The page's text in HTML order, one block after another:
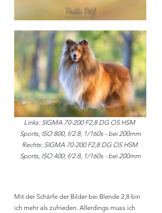
Links: SIGMA 70-200 F2,8 DG OS HSM
Sports, ISO 800, f/2.8, 1/160s - bei 200mm
Rechts: SIGMA 70-200 F2,8 DG OS HSM
Sports, ISO 400, f/2.8, 1/160s - bei 200mm
Mit der Schärfe der Bilder bei Blende 2,8 bin
ich mehr als zufrieden. Allerdings muss ich